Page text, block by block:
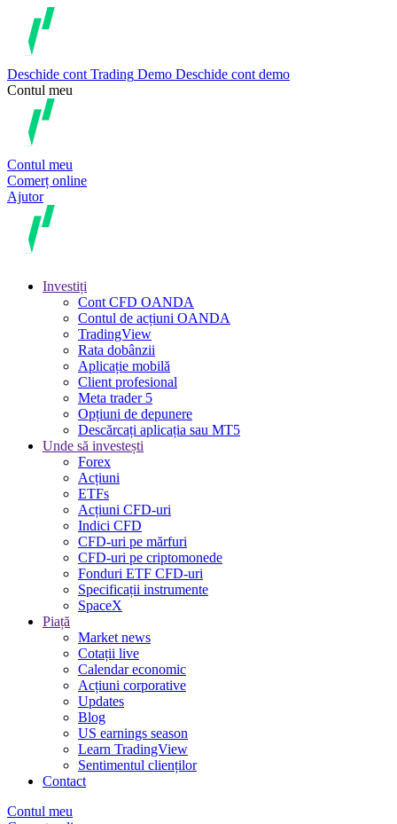
Deschide cont Trading Demo Deschide cont demo
Contul meu
Contul meu
Comerț online
Ajutor
Investiți
Cont CFD OANDA
Contul de acțiuni OANDA
TradingView
Rata dobânzii
Aplicație mobilă
Client profesional
Meta trader 5
Opțiuni de depunere
Descărcați aplicația sau MT5
Unde să investești
Forex
Acțiuni
ETFs
Acțiuni CFD-uri
Indici CFD
CFD-uri pe mărfuri
CFD-uri pe criptomonede
Fonduri ETF CFD-uri
Specificații instrumente
SpaceX
Piață
Market news
Cotații live
Calendar economic
Acțiuni corporative
Updates
Blog
US earnings season
Learn TradingView
Sentimentul clienților
Contact
Contul meu